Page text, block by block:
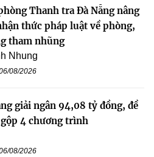
Thanh tra Đà Nẵng nâng
thức pháp luật về phòng,
tham nhũng
Nhung
08/2026
giải ngân 94,08 tỷ đồng, đề
4 chương trình
08/2026